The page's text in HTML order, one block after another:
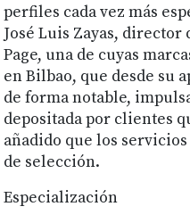
perfiles cada vez más
José Luis Zayas,
Page, una de cuyas
en Bilbao, que desde su
de forma notable,
depositada por clientes
añadido que los
de selección.
Especialización